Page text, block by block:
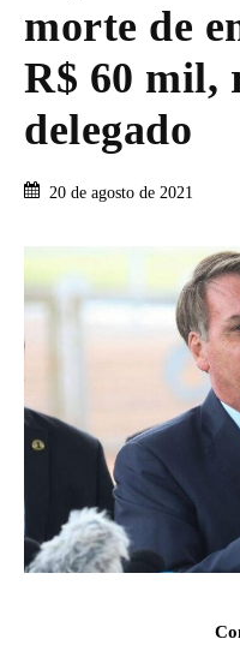
morte de
R$ 60 mil,
delegado
20 de agosto de 2021